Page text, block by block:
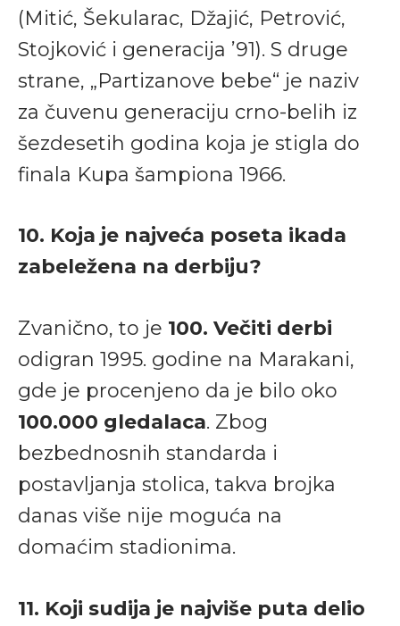
(Mitić, Šekularac, Džajić, Petrović,
Stojković i generacija ’91). S druge
strane, „Partizanove bebe“ je naziv
za čuvenu generaciju crno-belih iz
šezdesetih godina koja je stigla do
finala Kupa šampiona 1966.
10. Koja je najveća poseta ikada
zabeležena na derbiju?
Zvanično, to je 100. Večiti derbi
odigran 1995. godine na Marakani,
gde je procenjeno da je bilo oko
100.000 gledalaca. Zbog
bezbednosnih standarda i
postavljanja stolica, takva brojka
danas više nije moguća na
domaćim stadionima.
11. Koji sudija je najviše puta delio